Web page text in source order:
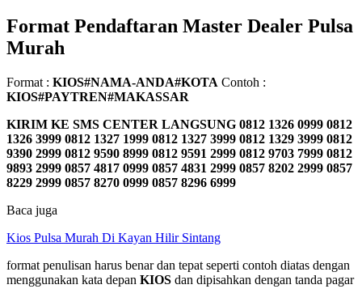
Format Pendaftaran Master Dealer Pulsa
Murah
Format : KIOS#NAMA-ANDA#KOTA Contoh :
KIOS#PAYTREN#MAKASSAR
KIRIM KE SMS CENTER LANGSUNG 0812 1326 0999 0812
1326 3999 0812 1327 1999 0812 1327 3999 0812 1329 3999 0812
9390 2999 0812 9590 8999 0812 9591 2999 0812 9703 7999 0812
9893 2999 0857 4817 0999 0857 4831 2999 0857 8202 2999 0857
8229 2999 0857 8270 0999 0857 8296 6999
Baca juga
Kios Pulsa Murah Di Kayan Hilir Sintang
format penulisan harus benar dan tepat seperti contoh diatas dengan
menggunakan kata depan KIOS dan dipisahkan dengan tanda pagar